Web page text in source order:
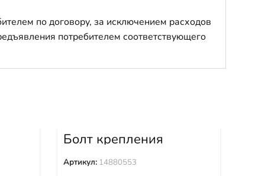
по договору, за исключением расходов
потребителем соответствующего
Болт крепления
башмака 14880553
Артикул: 14880553